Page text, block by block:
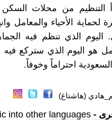
التنظيم من محلات
الأحياء والمعامل
اليوم الذي تنظم فيه
هو اليوم الذي ستركع
احتراماً وخوفاً.
(هاشتاغ)
-
into other languages